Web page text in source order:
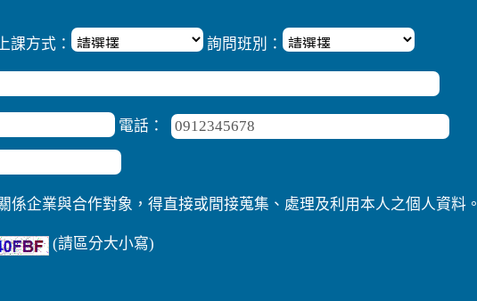
課方式： 詢問班別：
電話：
企業與合作對象，得直接或間接蒐集、處理及利用本人之個人資料。
(請區分大小寫)